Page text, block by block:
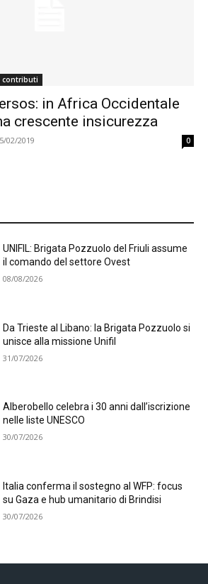
contributi
in Africa Occidentale
crescente insicurezza
02/2019 0
UNIFIL: Brigata Pozzuolo del Friuli assume
il comando del settore Ovest
08/08/2026
Da Trieste al Libano: la Brigata Pozzuolo si
unisce alla missione Unifil
31/07/2026
Alberobello celebra i 30 anni dall’iscrizione
nelle liste UNESCO
30/07/2026
Italia conferma il sostegno al WFP: focus
su Gaza e hub umanitario di Brindisi
30/07/2026